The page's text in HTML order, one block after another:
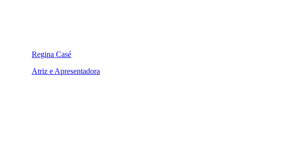
Regina Casé
Atriz e Apresentadora